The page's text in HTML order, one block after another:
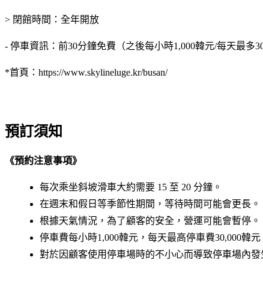
> 閉館時間：全年開放
- 停車資訊：前30分鐘免費（之後每小時1,000韓元/每天最多
*首頁：https://www.skylineluge.kr/busan/
預訂須知
《預約注意事項》
每次乘坐斜坡滑車大約需要 15 至 20 分鐘。
在週末和假日等季節性期間，等待時間可能會更長。
根據天氣情況，為了顧客的安全，營運可能會暫停。
停車費每小時1,000韓元，每天最高停車費30,000韓元
對於因顧客使用停車場時的不小心而導致停車場內